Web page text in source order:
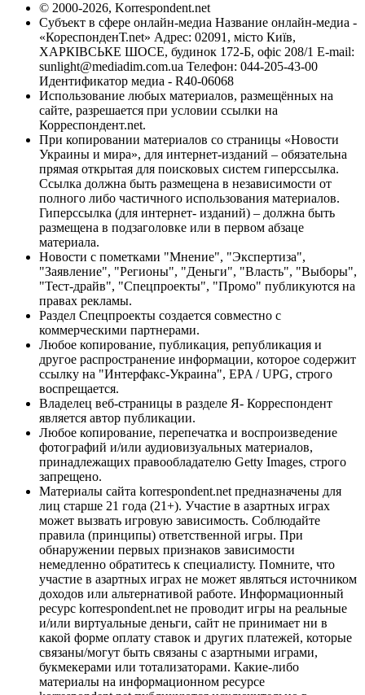
© 2000-2026, Korrespondent.net
Субъект в сфере онлайн-медиа Название онлайн-медиа -
«КореспонденТ.net» Адрес: 02091, місто Київ,
ХАРКІВСЬКЕ ШОСЕ, будинок 172-Б, офіс 208/1 E-mail:
sunlight@mediadim.com.ua Телефон: 044-205-43-00
Идентификатор медиа - R40-06068
Использование любых материалов, размещённых на
сайте, разрешается при условии ссылки на
Корреспондент.net.
При копировании материалов со страницы «Новости
Украины и мира», для интернет-изданий – обязательна
прямая открытая для поисковых систем гиперссылка.
Ссылка должна быть размещена в независимости от
полного либо частичного использования материалов.
Гиперссылка (для интернет- изданий) – должна быть
размещена в подзаголовке или в первом абзаце
материала.
Новости с пометками "Мнение", "Экспертиза",
"Заявление", "Регионы", "Деньги", "Власть", "Выборы",
"Тест-драйв", "Спецпроекты", "Промо" публикуются на
правах рекламы.
Раздел Спецпроекты создается совместно с
коммерческими партнерами.
Любое копирование, публикация, републикация и
другое распространение информации, которое содержит
ссылку на "Интерфакс-Украина", EPA / UPG, строго
воспрещается.
Владелец веб-страницы в разделе Я- Корреспондент
является автор публикации.
Любое копирование, перепечатка и воспроизведение
фотографий и/или аудиовизуальных материалов,
принадлежащих правообладателю Getty Images, строго
запрещено.
Материалы сайта korrespondent.net предназначены для
лиц старше 21 года (21+). Участие в азартных играх
может вызвать игровую зависимость. Соблюдайте
правила (принципы) ответственной игры. При
обнаружении первых признаков зависимости
немедленно обратитесь к специалисту. Помните, что
участие в азартных играх не может являться источником
доходов или альтернативой работе. Информационный
ресурс korrespondent.net не проводит игры на реальные
и/или виртуальные деньги, сайт не принимает ни в
какой форме оплату ставок и других платежей, которые
связаны/могут быть связаны с азартными играми,
букмекерами или тотализаторами. Какие-либо
материалы на информационном ресурсе